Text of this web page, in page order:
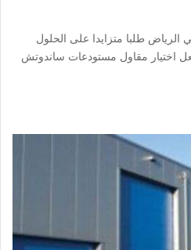
الرياض طلبا متزايدا على الحلول
اختيار مقاول مستودعات ساندوتش